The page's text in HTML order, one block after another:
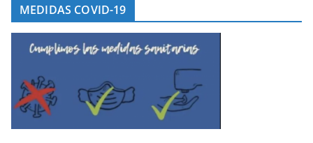
MEDIDAS COVID-19